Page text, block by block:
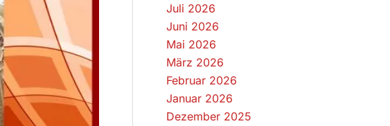
Juli 2026
Juni 2026
Mai 2026
März 2026
Februar 2026
Januar 2026
Dezember 2025